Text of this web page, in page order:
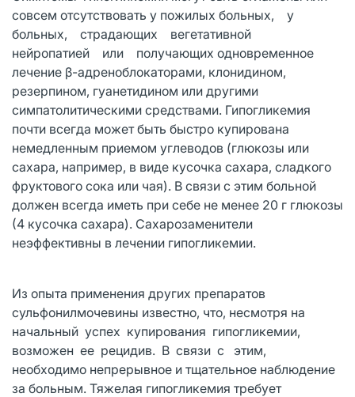
совсем отсутствовать у пожилых больных, у
больных, страдающих вегетативной
нейропатией или получающих одновременное
лечение β-адреноблокаторами, клонидином,
резерпином, гуанетидином или другими
симпатолитическими средствами. Гипогликемия
почти всегда может быть быстро купирована
немедленным приемом углеводов (глюкозы или
сахара, например, в виде кусочка сахара, сладкого
фруктового сока или чая). В связи с этим больной
должен всегда иметь при себе не менее 20 г глюкозы
(4 кусочка сахара). Сахарозаменители
неэффективны в лечении гипогликемии.
Из опыта применения других препаратов
сульфонилмочевины известно, что, несмотря на
начальный успех купирования гипогликемии,
возможен ее рецидив. В связи с этим,
необходимо непрерывное и тщательное наблюдение
за больным. Тяжелая гипогликемия требует